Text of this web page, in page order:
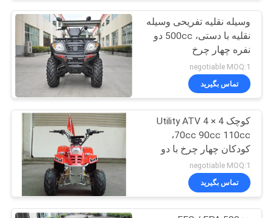
تماس
بگیرید
درخواست
نقل
قول
نقشه
وسیله نقلیه تفریحی وسیله
نقلیه با دستی، 500cc دو
نفره چهار چرخ
negotiable MOQ:1
تماس بگیرید
کوچک 4 × 4 Utility ATV
70cc 90cc 110cc،
کودکان چهار چرخ با دو
چرخ
negotiable MOQ:1
تماس بگیرید